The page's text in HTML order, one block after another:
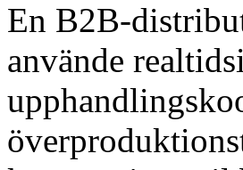
En B2B-
använde